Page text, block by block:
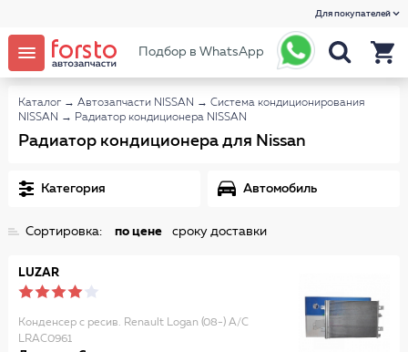
Для покупателей
Подбор в WhatsApp
Каталог → Автозапчасти NISSAN → Система кондиционирования
NISSAN → Радиатор кондиционера NISSAN
Радиатор кондиционера для Nissan
Категория Автомобиль
Сортировка: по цене сроку доставки
LUZAR
Конденсер с ресив. Renault Logan (08-) A/C
LRAC0961